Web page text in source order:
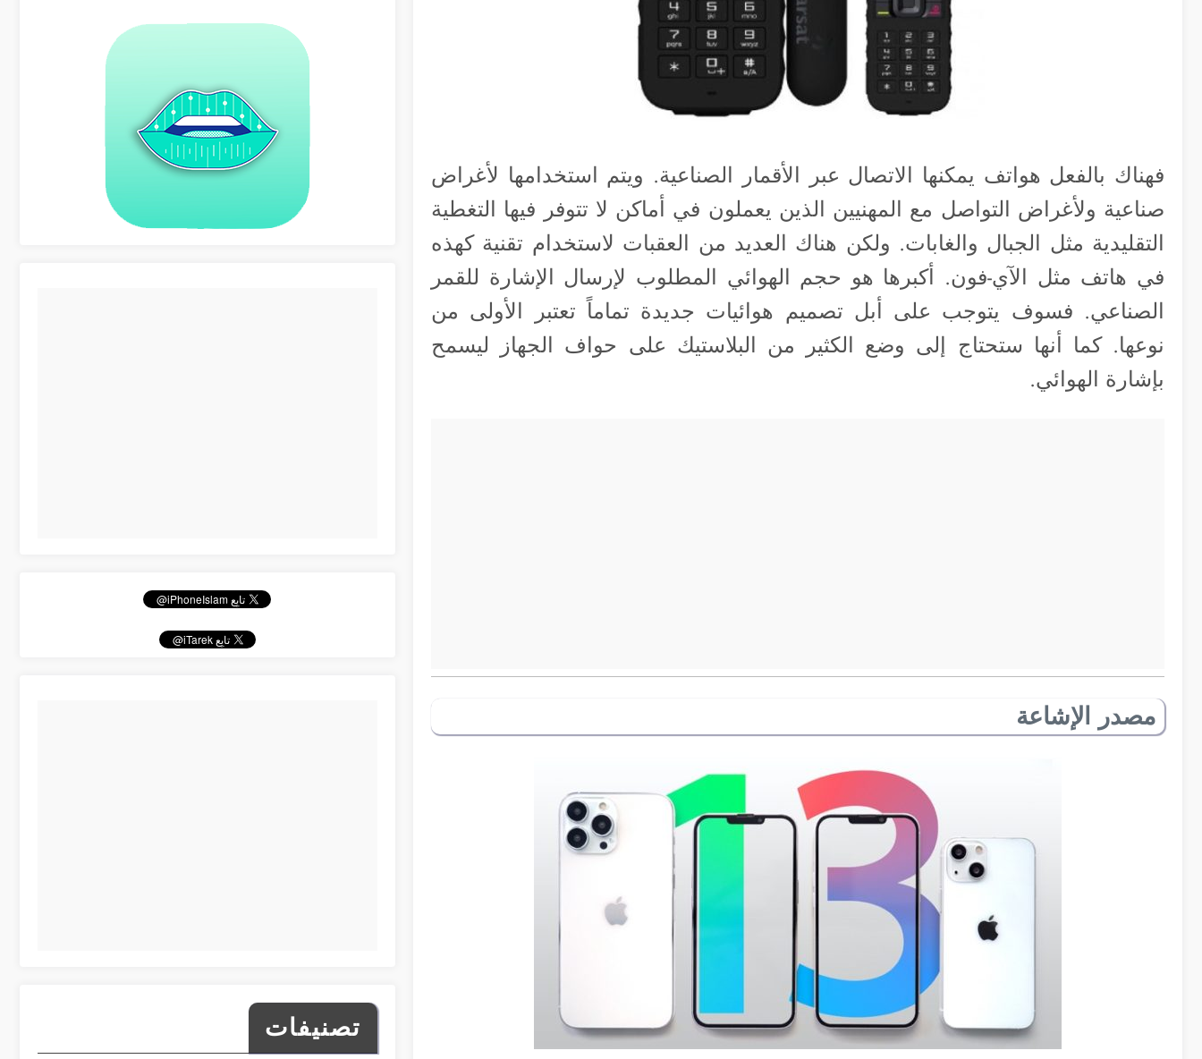
فهناك بالفعل هواتف يمكنها الاتصال عبر الأقمار الصناعية. ويتم استخدامها لأغراض
صناعية ولأغراض التواصل مع المهنيين الذين يعملون في أماكن لا تتوفر فيها التغطية
التقليدية مثل الجبال والغابات. ولكن هناك العديد من العقبات لاستخدام تقنية كهذه
في هاتف مثل الآي-فون. أكبرها هو حجم الهوائي المطلوب لإرسال الإشارة للقمر
الصناعي. فسوف يتوجب على أبل تصميم هوائيات جديدة تماماً تعتبر الأولى من
نوعها. كما أنها ستحتاج إلى وضع الكثير من البلاستيك على حواف الجهاز ليسمح
بإشارة الهوائي.
مصدر الإشاعة
تصنيفات